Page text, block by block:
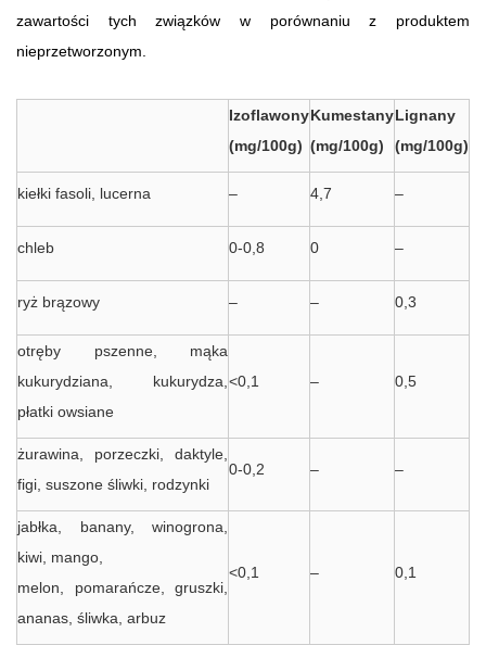
zawartości tych związków w porównaniu z produktem
nieprzetworzonym.
Izoflawony
(mg/100g)
Kumestany
(mg/100g)
Lignany
(mg/100g)
kiełki fasoli, lucerna – 4,7 –
chleb 0-0,8 0 –
ryż brązowy – – 0,3
otręby pszenne, mąka
kukurydziana, kukurydza,
płatki owsiane
<0,1 – 0,5
żurawina, porzeczki, daktyle,
figi, suszone śliwki, rodzynki
0-0,2 – –
jabłka, banany, winogrona,
kiwi, mango,
melon, pomarańcze, gruszki,
ananas, śliwka, arbuz
<0,1 – 0,1